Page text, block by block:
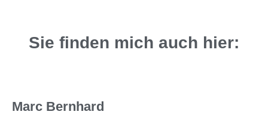
Sie finden mich auch hier:
Marc Bernhard